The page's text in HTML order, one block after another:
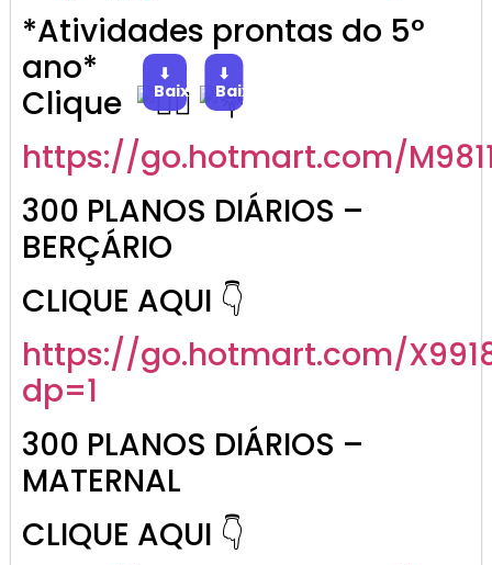
*Atividades prontas do 5°
ano*
Clique
⬇
Baixar
⬇
Baixar
https://go.hotmart.com/
300 PLANOS DIÁRIOS –
BERÇÁRIO
CLIQUE AQUI 👇
https://go.hotmart.com/
dp=1
300 PLANOS DIÁRIOS –
MATERNAL
CLIQUE AQUI 👇